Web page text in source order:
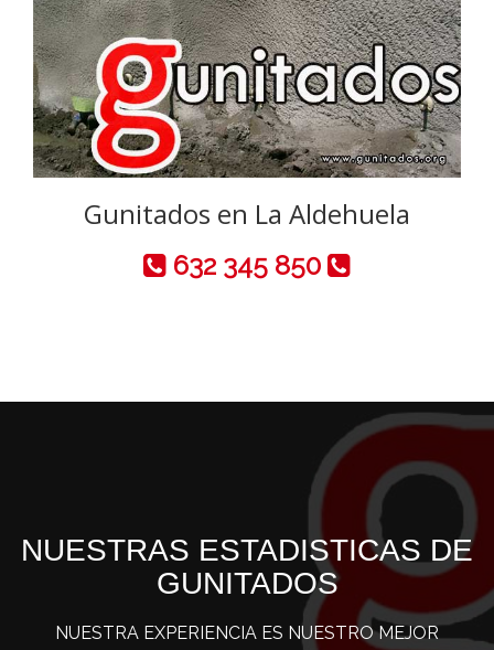
Gunitados en La Aldehuela
632 345 850
NUESTRAS ESTADISTICAS DE
GUNITADOS
NUESTRA EXPERIENCIA ES NUESTRO MEJOR